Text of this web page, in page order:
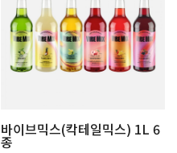
바이브믹스(칵테일믹스) 1L 6
종